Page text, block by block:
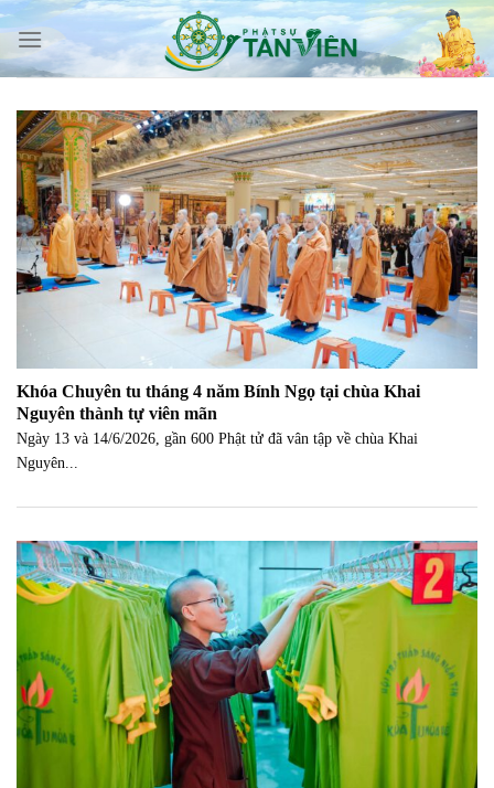
Skip
content
Khóa Chuyên tu tháng 4 năm Bính Ngọ tại chùa Khai
Nguyên thành tự viên mãn
Ngày 13 và 14/6/2026, gần 600 Phật tử đã vân tập về chùa Khai
Nguyên...